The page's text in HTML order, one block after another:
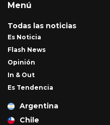
Menú
Todas las noticias
Es Noticia
Flash News
Opinión
In & Out
Es Tendencia
Argentina
Chile